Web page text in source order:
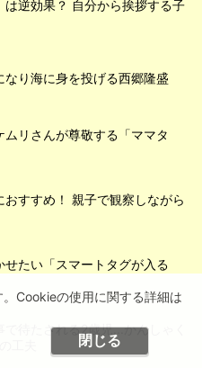
Cookieの使用に関する詳細は
閉じる
は逆効果？ 自分から挨拶する子
なり海に身を投げる西郷隆盛
リさんが尊敬する「ママタ
おすすめ！ 親子で観察しながら
せたい「スマートタグが入る
で待たされる2歳児...かんしゃく
工夫